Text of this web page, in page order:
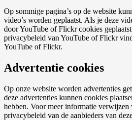
Op sommige pagina’s op de website
video’s worden geplaatst. Als je deze
door YouTube of Flickr cookies
privacybeleid van YouTube of Flickr
YouTube of Flickr.
Advertentie cookies
Op onze website worden advertenties
deze advertenties kunnen cookies
hebben. Voor meer informatie verwijzen
privacybeleid van de aanbieders van